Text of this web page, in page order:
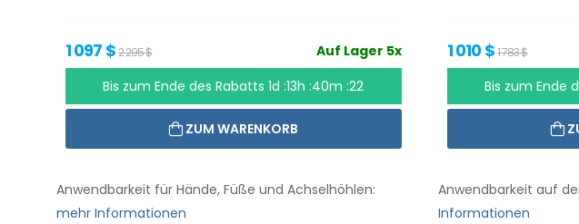
Auf Lager 5x
1 097 $2 295 $
Bis zum Ende des Rabatts 1d :13h :40m :20
ZUM WARENKORB
Anwendbarkeit für Hände, Füße und Achselhöhlen:
mehr Informationen
1 010 $1 783 $
Bis zum Ende
Anwendbarkeit auf
Informationen